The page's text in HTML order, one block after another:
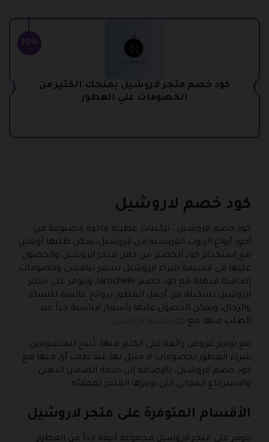
30%
كود خصم متجر لاروشيل يمنحك الكثير من
الخصومات علي العطور
كود خصم لاروشيل
كود خصم لاروشيل ، تركيبات عطرية فاخرة مصنوعة من
أجود أنواع الزيوت الفرنسية من لاروشيل، يمكن طلبها أونلاين
مع استخدام كود الخصم من خلال متجر لاروشيل والحصول
عليها في قسيمة شراء لاروشيل بسعر تنافسي وخصومات
إضافية مذهلة مع كود خصم larochelle، ويتوفر على متجر
لاروشيل تشكيلة من أجمل العطور بروائح عالمية للنساء
والرجال، ويمكن الحصول عليها بأسعار مناسبة جداً عند
الطلب منها مع كود خصم لاروشيل.
مع توفير عروض رائعة على الكثير منها، تُتيح للمتسوقين
شراء العطور بخصومات لا مثيل لها عند طلب أي منها مع
كود خصم لاروشيل، بالإضافة إلى خدمة الضمان الذهبي
والاسترجاع المجاني التي يوفرها المتجر لعملائه.
الأقسام المتوفرة على متجر لاروشيل
يتوفر على متجر لاروشيل مجموعة أنيقة جداً من العطور